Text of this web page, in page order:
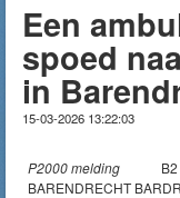
Een
spoed
in
15-03-2026 13:22:03
P2000 melding
BARENDRECHT